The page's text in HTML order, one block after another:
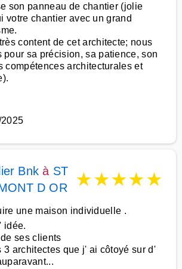
son panneau de chantier (jolie
votre chantier avec un grand
content de cet architecte; nous
pour sa précision, sa patience, son
compétences architecturales et
Bnk à ST
D OR
★★★★★
une maison individuelle .
idée.
ses clients
3 architectes que j' ai côtoyé sur d'